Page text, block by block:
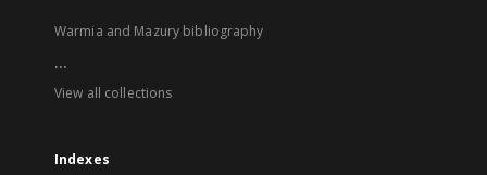
Warmia and Mazury bibliography
...
View all collections
Indexes